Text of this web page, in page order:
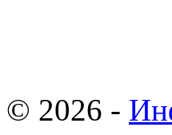
© 2026 -